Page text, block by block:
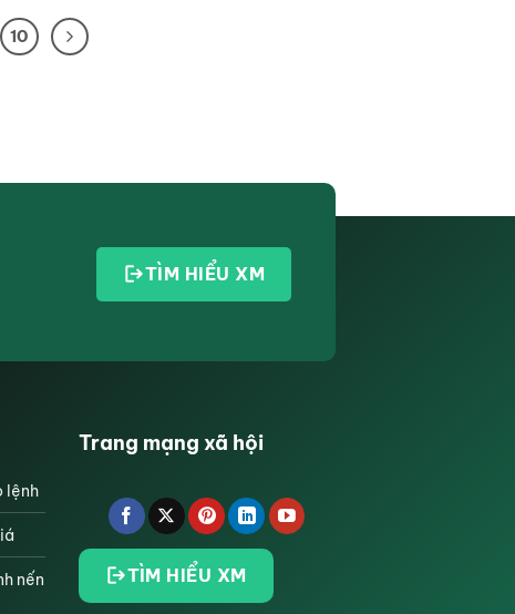
10
TÌM HIỂU XM
lệnh
nến
Trang mạng xã hội
TÌM HIỂU XM